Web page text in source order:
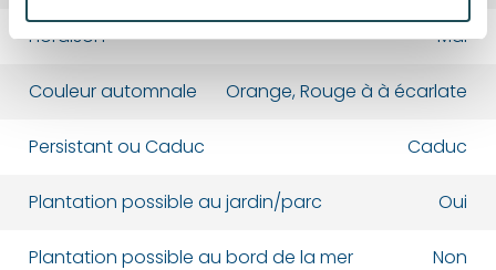
Floraison Mai
Couleur automnale Orange, Rouge à à écarlate
Persistant ou Caduc Caduc
Plantation possible au jardin/parc Oui
Plantation possible au bord de la mer Non
Nom*
Nom*